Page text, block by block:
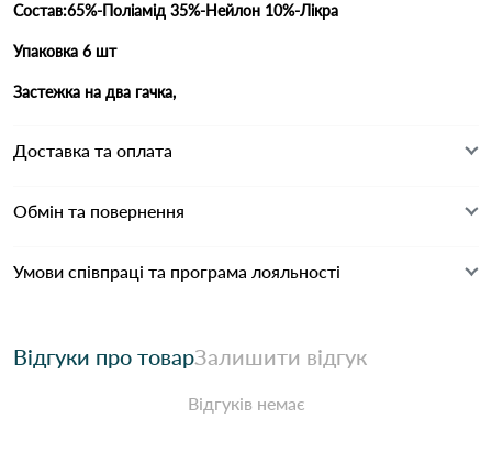
Состав:65%-Поліамід 35%-Нейлон 10%-Лікра
Упаковка 6 шт
Застежка на два гачка,
Доставка та оплата
Обмін та повернення
Умови співпраці та програма лояльності
Відгуки про товарЗалишити відгук
Відгуків немає